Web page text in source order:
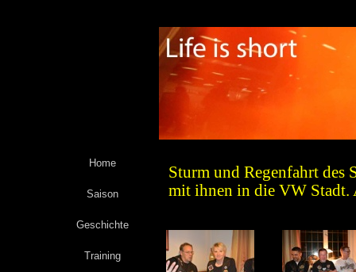
Sturm und Regenfahrt des
mit ihnen in die VW Stadt.
Home
Saison
Geschichte
Training